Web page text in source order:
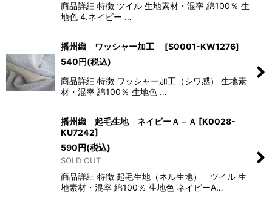
商品詳細 特徴 ツイル 生地素材・混率 綿100％ 生
地色 4.ネイビー …
播州織 ワッシャー加工 [S0001-KW1276]
540円(税込)
商品詳細 特徴 ワッシャー加工（シワ感） 生地素
材・混率 綿100％ 生地色 …
播州織 起毛生地 ネイビーＡ－Ａ [K0028-
KU7242]
590円(税込)
SOLD OUT
商品詳細 特徴 起毛生地（ネル生地） ツイル 生
地素材・混率 綿100％ 生地色 ネイビーA…